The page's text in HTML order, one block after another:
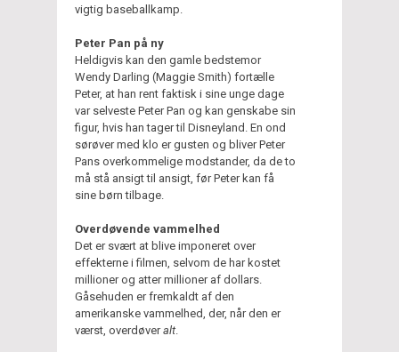
vigtig baseballkamp.
Peter Pan på ny
Heldigvis kan den gamle bedstemor
Wendy Darling (Maggie Smith) fortælle
Peter, at han rent faktisk i sine unge dage
var selveste Peter Pan og kan genskabe sin
figur, hvis han tager til Disneyland. En ond
sørøver med klo er gusten og bliver Peter
Pans overkommelige modstander, da de to
må stå ansigt til ansigt, før Peter kan få
sine børn tilbage.
Overdøvende vammelhed
Det er svært at blive imponeret over
effekterne i filmen, selvom de har kostet
millioner og atter millioner af dollars.
Gåsehuden er fremkaldt af den
amerikanske vammelhed, der, når den er
værst, overdøveralt